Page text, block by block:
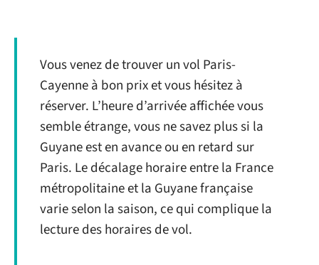
Vous venez de trouver un vol Paris-
Cayenne à bon prix et vous hésitez à
réserver. L’heure d’arrivée affichée vous
semble étrange, vous ne savez plus si la
Guyane est en avance ou en retard sur
Paris. Le décalage horaire entre la France
métropolitaine et la Guyane française
varie selon la saison, ce qui complique la
lecture des horaires de vol.